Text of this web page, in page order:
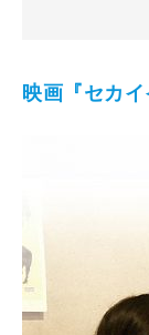
映画『セカ